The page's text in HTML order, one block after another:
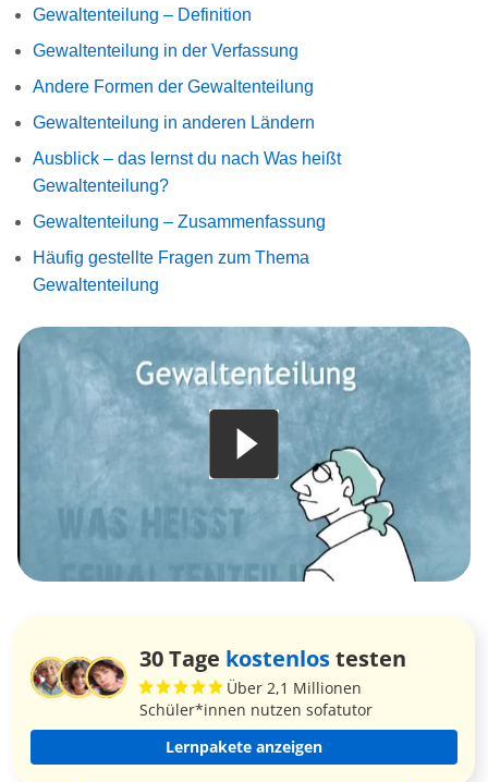
Gewaltenteilung – Definition
Gewaltenteilung in der Verfassung
Andere Formen der Gewaltenteilung
Gewaltenteilung in anderen Ländern
Ausblick – das lernst du nach Was heißt
Gewaltenteilung?
Gewaltenteilung – Zusammenfassung
Häufig gestellte Fragen zum Thema
Gewaltenteilung
30 Tage kostenlostesten
Über 2,1 Millionen
Schüler*innen nutzen sofatutor
Lernpakete anzeigen